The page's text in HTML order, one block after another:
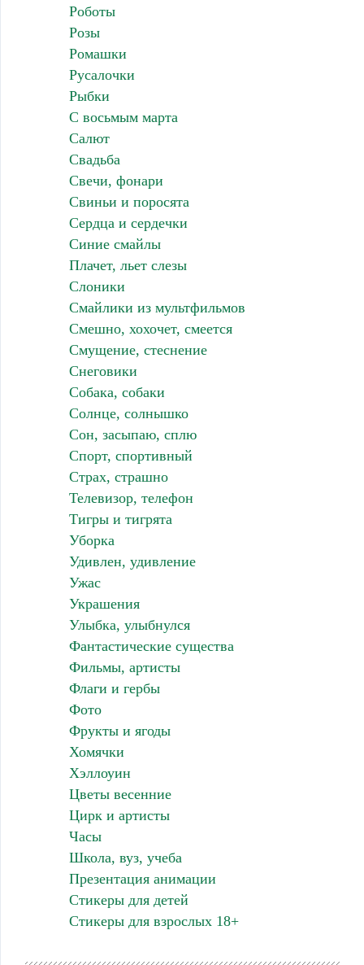
Роботы
Розы
Ромашки
Русалочки
Рыбки
С восьмым марта
Салют
Свадьба
Свечи, фонари
Свиньи и поросята
Сердца и сердечки
Синие смайлы
Плачет, льет слезы
Слоники
Смайлики из мультфильмов
Смешно, хохочет, смеется
Смущение, стеснение
Снеговики
Собака, собаки
Солнце, солнышко
Сон, засыпаю, сплю
Спорт, спортивный
Страх, страшно
Телевизор, телефон
Тигры и тигрята
Уборка
Удивлен, удивление
Ужас
Украшения
Улыбка, улыбнулся
Фантастические существа
Фильмы, артисты
Флаги и гербы
Фото
Фрукты и ягоды
Хомячки
Хэллоуин
Цветы весенние
Цирк и артисты
Часы
Школа, вуз, учеба
Презентация анимации
Стикеры для детей
Стикеры для взрослых 18+